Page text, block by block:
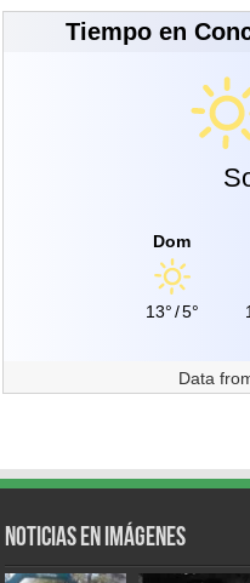
Tiempo en
Dom
13°/5°
Data
Noticias en Imágenes